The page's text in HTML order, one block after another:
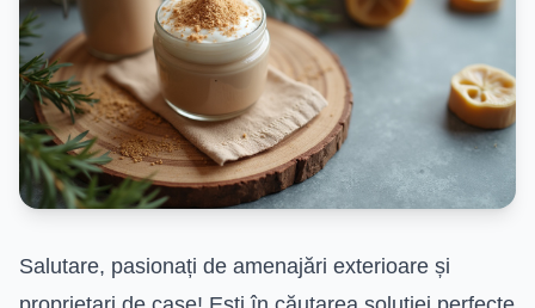
Salutare, pasionați de amenajări exterioare și